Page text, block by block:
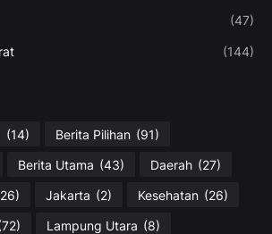
(47)
(144)
(14) Berita Pilihan (91)
Berita Utama (43) Daerah (27)
Jakarta (2) Kesehatan (26)
Lampung Utara (8)